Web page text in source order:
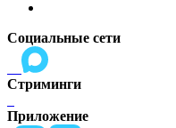
Социальные сети
Стриминги
Приложение